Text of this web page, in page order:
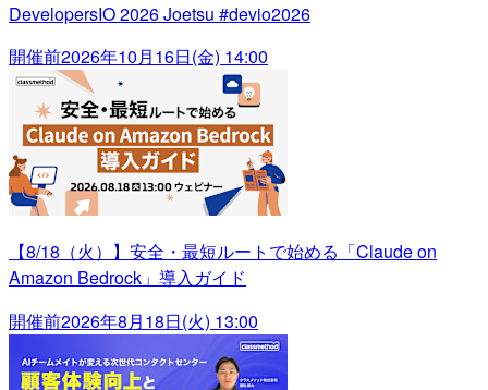
DevelopersIO 2026 Joetsu #devio2026
開催前2026年10月16日(金) 14:00
【8/18（火）】安全・最短ルートで始める「Claude on
Amazon Bedrock」導入ガイド
開催前2026年8月18日(火) 13:00